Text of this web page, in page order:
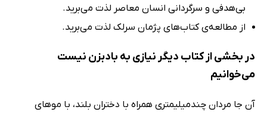
بی‌هدفی و سرگردانی انسان معاصر لذت می‌برید.
از مطالعه‌ی کتاب‌‌های پژمان سرلک لذت می‌برید.
در بخشی از کتاب دیگر نیازی به بادبزن نیست
می‌خوانیم
آن جا مردان چندمیلیمتری همراه با دختران بلند، با موهای